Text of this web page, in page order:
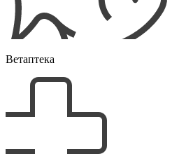
Ветаптека